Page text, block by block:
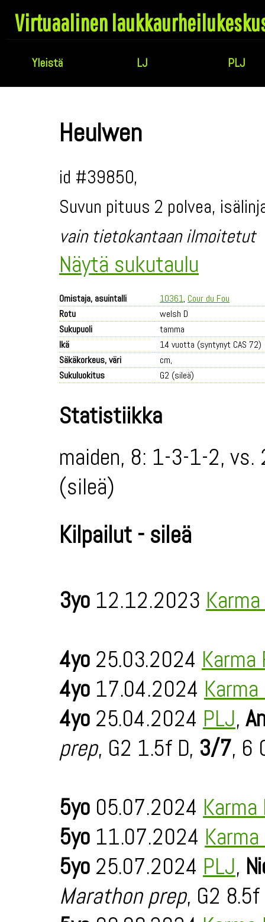
Virtuaalinen
Yleistä LJ PLJ
Heulwen
id #39850,
Suvun pituus 2 polvea,
vain tietokantaan ilmoitetut
Näytä sukutaulu
Omistaja, asuintalli 10361, Cour du Fou
Rotu
welsh D
Sukupuoli
tamma
Ikä
14 vuotta (syntynyt CAS 72)
Säkäkorkeus, väri
cm,
Sukuluokitus
G2 (sileä)
Statistiikka
maiden, 8: 1-3-1-2,
(sileä)
Kilpailut - sileä
3yo 12.12.2023
4yo 25.03.2024 Karma
4yo 17.04.2024
4yo 25.04.2024 PLJ,
prep, G2 1.5f D, 3/7, 6
5yo 05.07.2024
5yo 11.07.2024
5yo 25.07.2024 PLJ,
Marathon prep, G2